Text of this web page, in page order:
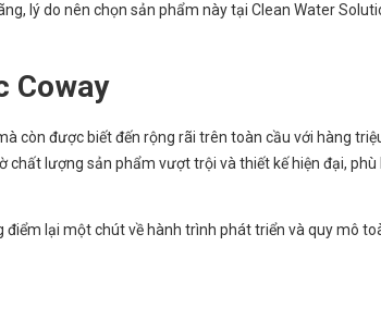
lý do nên chọn sản phẩm này tại Clean Water
Coway
còn được biết đến rộng rãi trên toàn cầu với hàng
lượng sản phẩm vượt trội và thiết kế hiện đại, phù
lại một chút về hành trình phát triển và quy mô